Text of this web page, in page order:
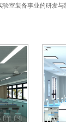
室装备事业的研发